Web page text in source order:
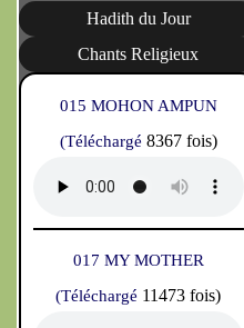
Hadith du Jour
Chants Religieux
015 MOHON AMPUN
(Téléchargé 8367 fois)
017 MY MOTHER
(Téléchargé 11473 fois)